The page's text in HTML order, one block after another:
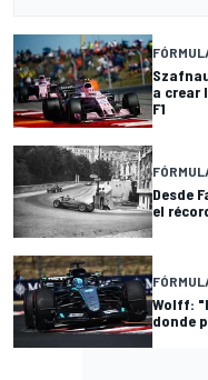
a crear
F1
Desde
el
Wolff:
donde